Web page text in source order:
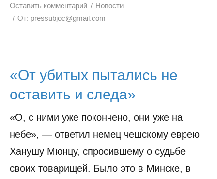
Оставить комментарий
Новости
От: pressubjoc@gmail.com
«От убитых пытались не
оставить и следа»
«О, с ними уже покончено, они уже на
небе», — ответил немец чешскому еврею
Ханушу Мюнцу, спросившему о судьбе
своих товарищей. Было это в Минске, в